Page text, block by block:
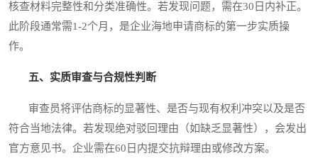
核查材料完整性和分类准确性。若发现问题，需在30日内补正。
此阶段通常需1-2个月，是企业海地申请商标的第一步实质操
作。
五、实质审查与合规性判断
审查员将评估商标的显著性、是否与现有权利冲突以及是否
符合当地法律。若发现绝对驳回理由（如缺乏显著性），会发出
官方意见书。企业需在60日内提交抗辩理由或修改方案。